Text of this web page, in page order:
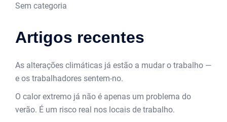
Sem categoria
Artigos recentes
As alterações climáticas já estão a mudar o trabalho —
e os trabalhadores sentem-no.
O calor extremo já não é apenas um problema do
verão. É um risco real nos locais de trabalho.